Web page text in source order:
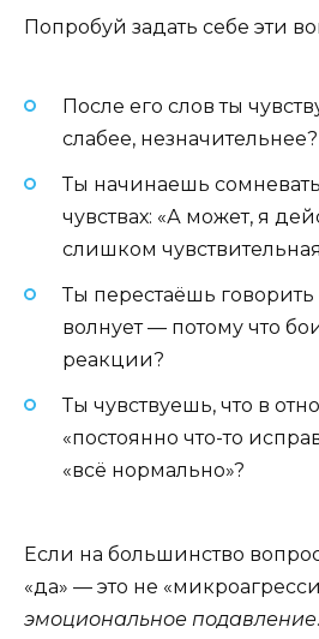
Попробуй задать себе эти
После его слов ты
слабее, незначительнее?
Ты начинаешь
чувствах: «А может, я
слишком
Ты перестаёшь говорить
волнует — потому что
реакции?
Ты чувствуешь, что в
«постоянно что-то
«всё нормально»?
Если на большинство
«да» — это не
эмоциональное подавление